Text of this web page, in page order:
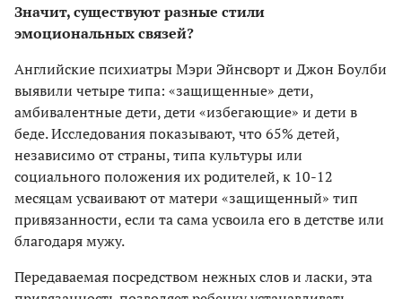
Значит, существуют разные стили
эмоциональных связей?
Английские психиатры Мэри Эйнсворт и Джон Боулби
выявили четыре типа: «защищенные» дети,
амбивалентные дети, дети «избегающие» и дети в
беде. Исследования показывают, что 65% детей,
независимо от страны, типа культуры или
социального положения их родителей, к 10-12
месяцам усваивают от матери «защищенный» тип
привязанности, если та сама усвоила его в детстве или
благодаря мужу.
Передаваемая посредством нежных слов и ласки, эта